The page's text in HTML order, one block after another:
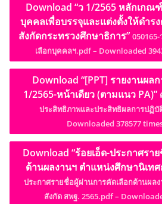
Download “ว 1/2565 หลักเกณ
บุคคลเพื่อบรรจุและแต่งตั้งให้ดำร
สังกัดกระทรวงศึกษาธิการ”
เลือกบุคคลฯ.pdf – Downloaded
Download “[PPT] รายงานผล
1/2565-หน้าเดียว (ตามแนว PA)”
ประสิทธิภาพและประสิทธิผลการปฏิบั
Downloaded 378577
Download “ร้อยเอ็ด-ประกาศรา
ด้านผลงานฯ ตำแหน่งศึกษานิเทศ
ประกาศรายชื่อผู้ผ่านการคัดเลือกด้านผล
สังกัด สพฐ. 2565.pdf –